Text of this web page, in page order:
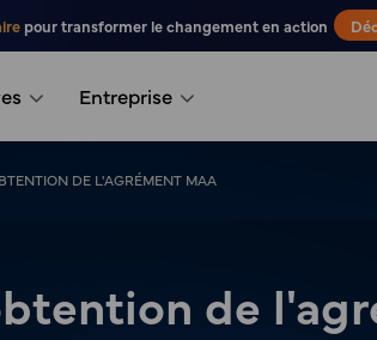
pour transformer le changement en action
Entreprise
DE L'AGRÉMENT MAA
de